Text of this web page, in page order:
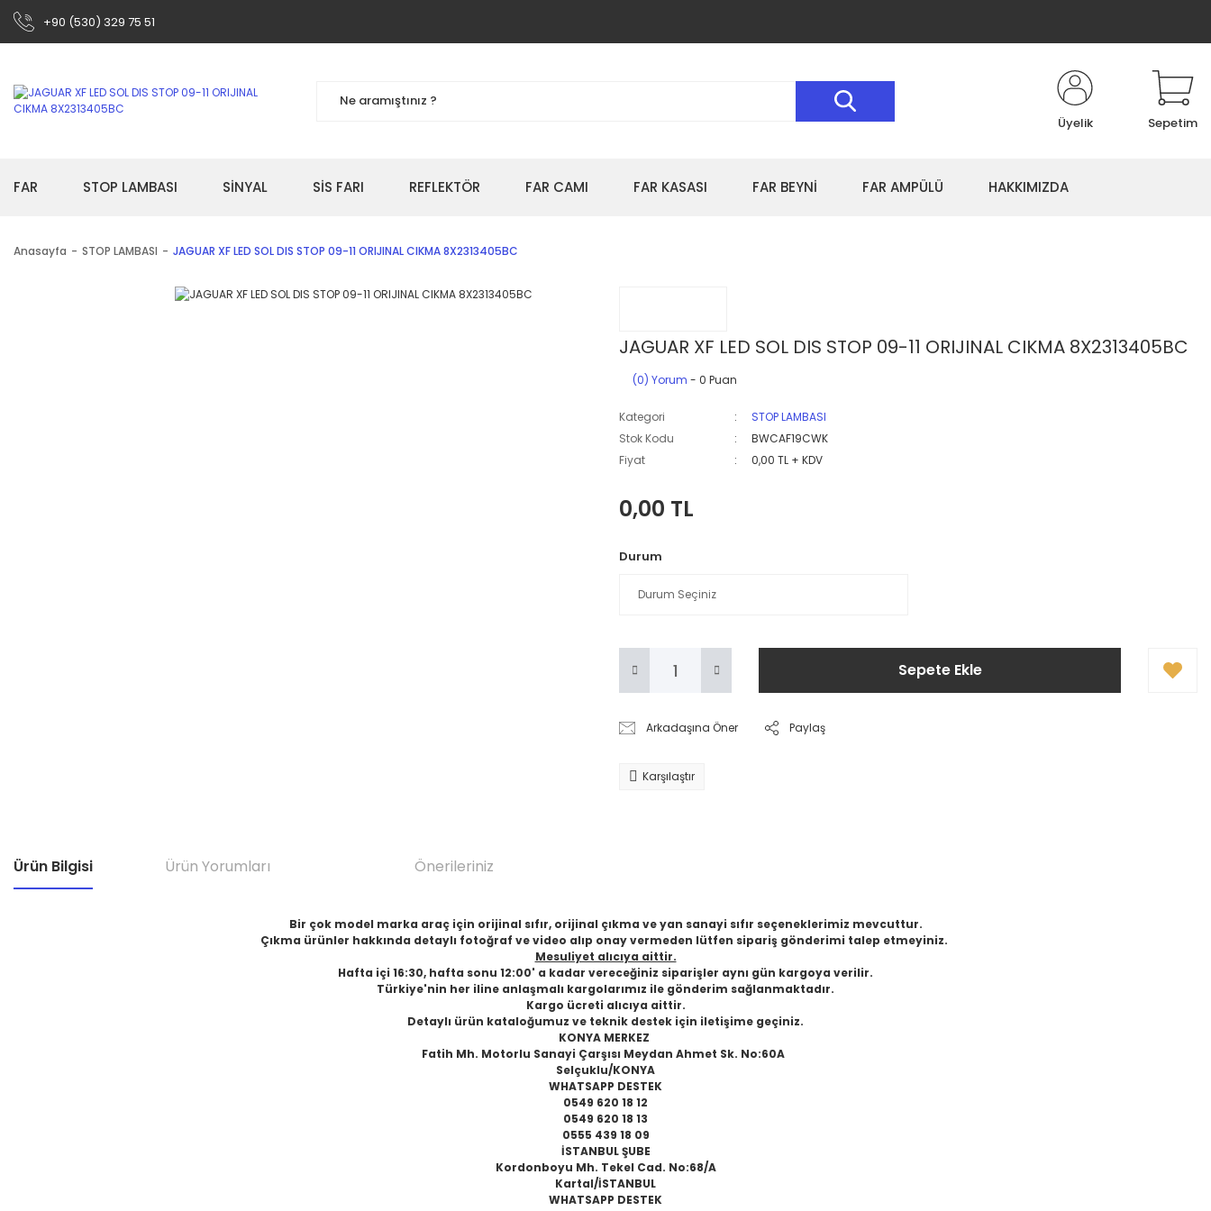
+90 (530) 329 75 51
Üyelik Sepetim
FAR STOP LAMBASI SİNYAL SİS FARI REFLEKTÖR FAR CAMI FAR KASASI FAR BEYNİ FAR AMPÜLÜ HAKKIMIZDA
Anasayfa STOP LAMBASI JAGUAR XF LED SOL DIS STOP 09-11 ORIJINAL CIKMA 8X2313405BC
JAGUAR XF LED SOL DIS STOP 09-11 ORIJINAL CIKMA 8X2313405BC
(0) Yorum - 0 Puan
Kategori
STOP LAMBASI
Stok Kodu
BWCAF19CWK
Fiyat
0,00 TL + KDV
0,00 TL
Durum
Sepete Ekle
Arkadaşına Öner Paylaş
Karşılaştır
Ürün Bilgisi Ürün Yorumları Önerileriniz
Bir çok model marka araç için orijinal sıfır, orijinal çıkma ve yan sanayi sıfır seçeneklerimiz mevcuttur.
Çıkma ürünler hakkında detaylı fotoğraf ve video alıp onay vermeden lütfen sipariş gönderimi talep etmeyiniz.
Mesuliyet alıcıya aittir.
Hafta içi 16:30, hafta sonu 12:00' a kadar vereceğiniz siparişler aynı gün kargoya verilir.
Türkiye'nin her iline anlaşmalı kargolarımız ile gönderim sağlanmaktadır.
Kargo ücreti alıcıya aittir.
Detaylı ürün kataloğumuz ve teknik destek için iletişime geçiniz.
KONYA MERKEZ
Fatih Mh. Motorlu Sanayi Çarşısı Meydan Ahmet Sk. No:60A
Selçuklu/KONYA
WHATSAPP DESTEK
0549 620 18 12
0549 620 18 13
0555 439 18 09
İSTANBUL ŞUBE
Kordonboyu Mh. Tekel Cad. No:68/A
Kartal/İSTANBUL
WHATSAPP DESTEK